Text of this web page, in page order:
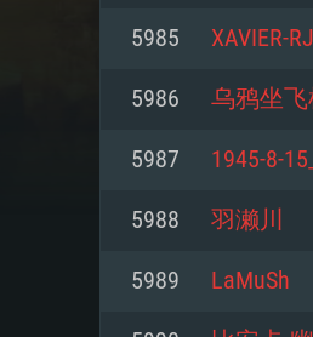
5985 XAVIER-RJ
5986 乌鸦坐飞
5987 1945-8-
5988 羽濑川
5989 LaMuSh